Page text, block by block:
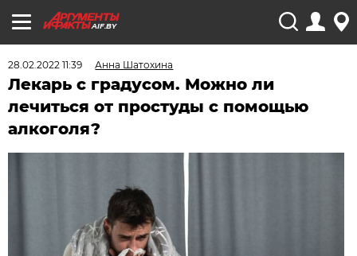
AIF.BY
28.02.2022 11:39 Анна Шатохина
Лекарь с градусом. Можно ли
лечиться от простуды с помощью
алкоголя?